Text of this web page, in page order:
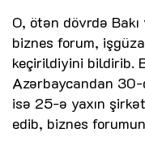
O, ötən dövrdə
biznes forum,
keçirildiyini bildirib.
Azərbaycandan
isə 25-ə yaxın
edib, biznes